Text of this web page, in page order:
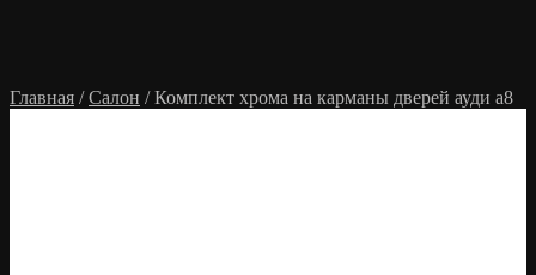
Главная /Салон / Комплект хрома на карманы дверей ауди а8